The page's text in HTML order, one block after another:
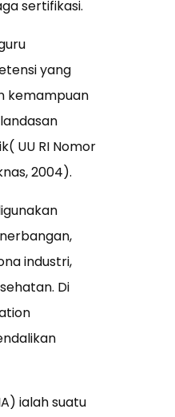
sertifikasi.
yang
kemampuan
UU RI Nomor
2004).
industri,
Di
ialah suatu